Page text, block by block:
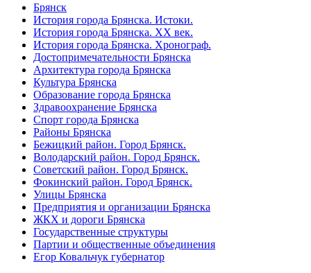
Брянск
История города Брянска. Истоки.
История города Брянска. XX век.
История города Брянска. Хронограф.
Достопримечательности Брянска
Архитектура города Брянска
Культура Брянска
Образование города Брянска
Здравоохранение Брянска
Спорт города Брянска
Районы Брянска
Бежицкий район. Город Брянск.
Володарский район. Город Брянск.
Советский район. Город Брянск.
Фокинский район. Город Брянск.
Улицы Брянска
Предприятия и организации Брянска
ЖКХ и дороги Брянска
Государственные структуры
Партии и общественные объединения
Егор Ковальчук губернатор